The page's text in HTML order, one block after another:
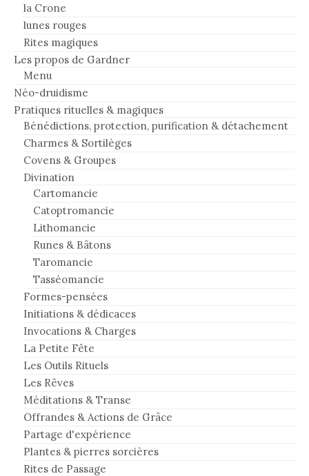
la Crone
lunes rouges
Rites magiques
Les propos de Gardner
Menu
Néo-druidisme
Pratiques rituelles & magiques
Bénédictions, protection, purification & détachement
Charmes & Sortilèges
Covens & Groupes
Divination
Cartomancie
Catoptromancie
Lithomancie
Runes & Bâtons
Taromancie
Tasséomancie
Formes-pensées
Initiations & dédicaces
Invocations & Charges
La Petite Fête
Les Outils Rituels
Les Rêves
Méditations & Transe
Offrandes & Actions de Grâce
Partage d'expérience
Plantes & pierres sorcières
Rites de Passage